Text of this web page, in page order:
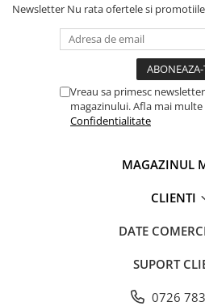
Lipici
Tehnica de birou
Distrugătoare Documente
Ghilotine / Trimmere
Calculatoare de Birou
Newsletter Nu rata ofertele si
Vreau sa primesc
magazinului. Afla mai multe
Confidentialitate
MAGAZINUL
CLIENTI
DATE
SUPORT
0726